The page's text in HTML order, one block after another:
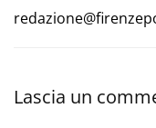
Lascia un